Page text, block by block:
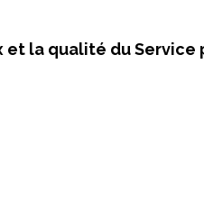
et la qualité du Service